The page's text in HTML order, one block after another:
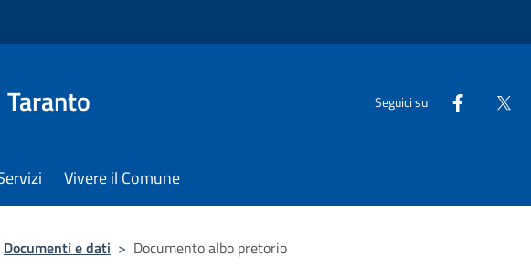
Seguici su
Vivere il Comune
Documenti e dati > Documento albo pretorio